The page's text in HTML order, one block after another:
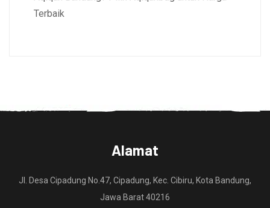
Terbaik
Alamat
Jl. Desa Cipadung No.47, Cipadung, Kec. Cibiru, Kota Bandung,
Jawa Barat 40216